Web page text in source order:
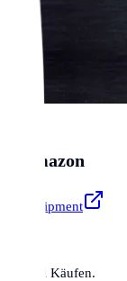
Amazon
& Equipment
bei Käufen.